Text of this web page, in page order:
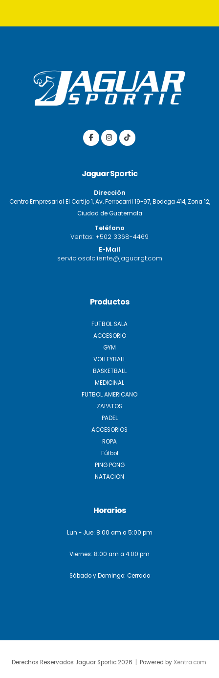
Jaguar Sportic
Dirección
Centro Empresarial El Cortijo 1, Av. Ferrocarril 19-97, Bodega 414, Zona 12,
Ciudad de Guatemala
Teléfono
Ventas: +502 3368-4469
E-Mail
serviciosalcliente@jaguargt.com
Productos
FUTBOL SALA
ACCESORIO
GYM
VOLLEYBALL
BASKETBALL
MEDICINAL
FUTBOL AMERICANO
ZAPATOS
PADEL
ACCESORIOS
ROPA
Fútbol
PING PONG
NATACION
Horarios
Lun - Jue: 8:00 am a 5:00 pm
Viernes: 8:00 am a 4:00 pm
Sábado y Domingo: Cerrado
Derechos Reservados Jaguar Sportic 2026 | Powered byXentra.com.